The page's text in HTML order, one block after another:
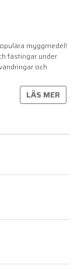
myggmedel!
fästingar under
och
LÄS MER